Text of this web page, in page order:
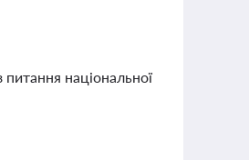
національної